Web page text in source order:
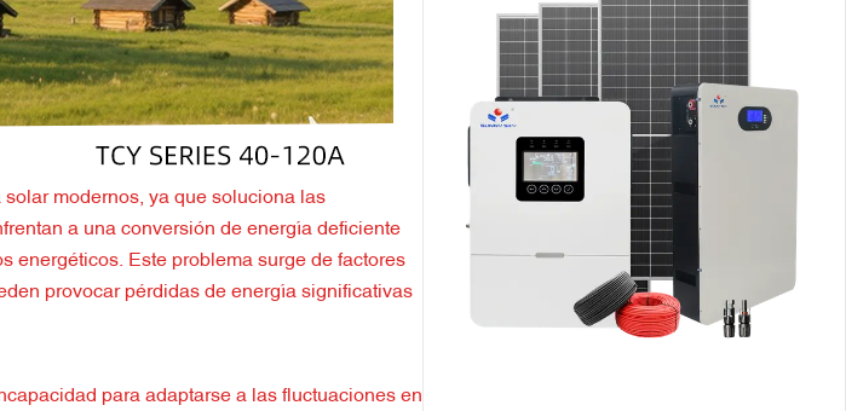
modernos, ya que soluciona las
a una conversión de energía deficiente
energéticos. Este problema surge de factores
provocar pérdidas de energía significativas
para adaptarse a las fluctuaciones en